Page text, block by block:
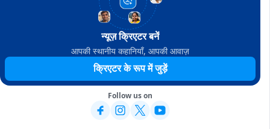
न्यूज़ क्रिएटर बनें
आपकी स्थानीय कहानियाँ, आपकी आवाज़
क्रिएटर के रूप में जुड़ें
Follow us on